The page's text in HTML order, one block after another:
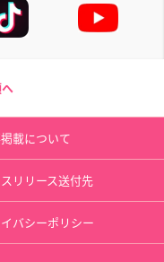
載について
リリース送付先
バシーポリシー